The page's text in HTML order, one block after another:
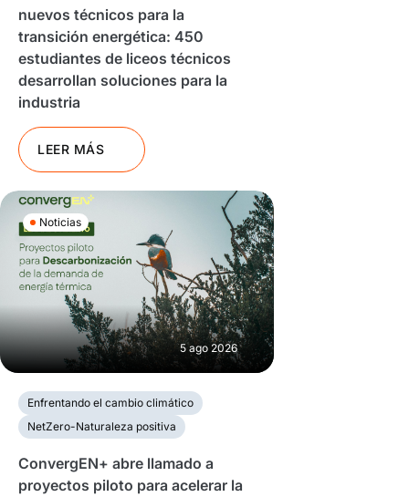
nuevos técnicos para la
transición energética: 450
estudiantes de liceos técnicos
desarrollan soluciones para la
industria
LEER MÁS
Noticias
5 ago 2026
Enfrentando el cambio climático
NetZero-Naturaleza positiva
ConvergEN+ abre llamado a
proyectos piloto para acelerar la